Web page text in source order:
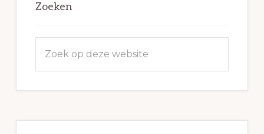
Zoeken
op
website